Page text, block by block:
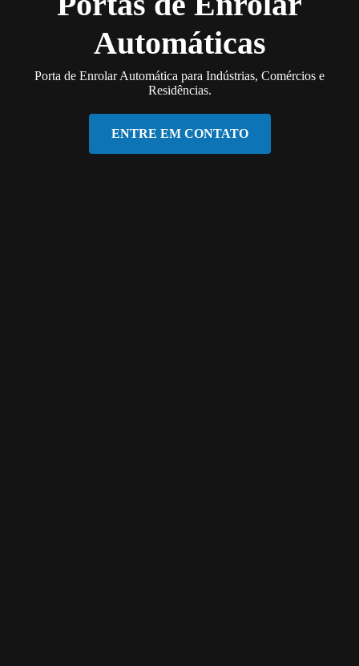
Automáticas
Porta de Enrolar Automática para Indústrias, Comércios e
Residências.
ENTRE EM CONTATO